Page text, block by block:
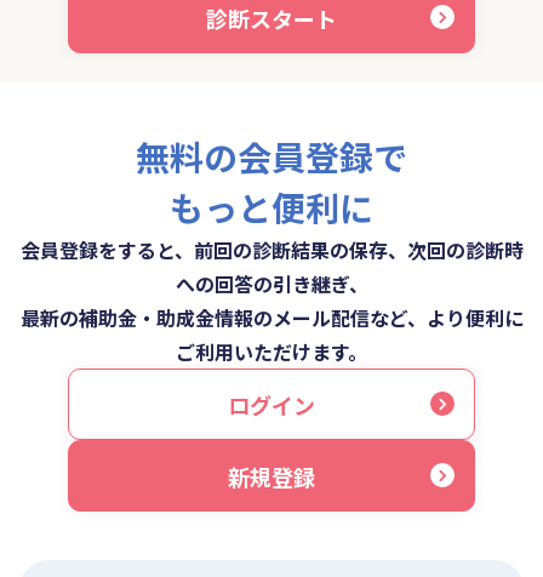
診断スタート
無料の会員登録で
もっと便利に
会員登録をすると、前回の診断結果の保存、次回の診断時
への回答の引き継ぎ、
最新の補助金・助成金情報のメール配信など、より便利に
ご利用いただけます。
ログイン
新規登録